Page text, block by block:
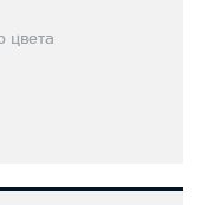
цвета